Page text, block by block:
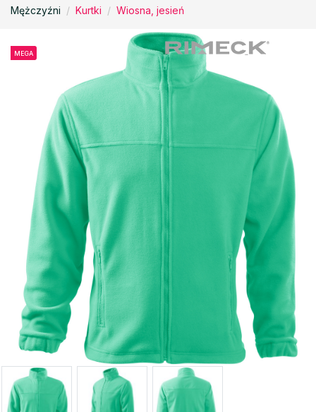
Mężczyźni Kurtki Wiosna, jesień
MEGA